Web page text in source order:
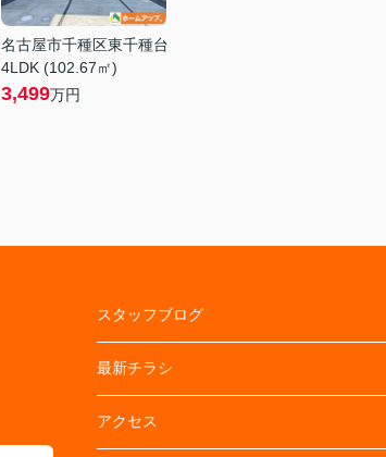
名古屋市千種区東千種台
4LDK (102.67㎡)
3,499万円
スタッフブログ
最新チラシ
アクセス